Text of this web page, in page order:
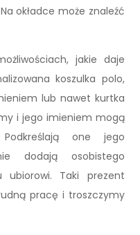
okładce może znaleźć
jakie daje
koszulka polo,
lub nawet kurtka
i jego imieniem mogą
one jego
dodają osobistego
ubiorowi. Taki prezent
pracę i troszczymy